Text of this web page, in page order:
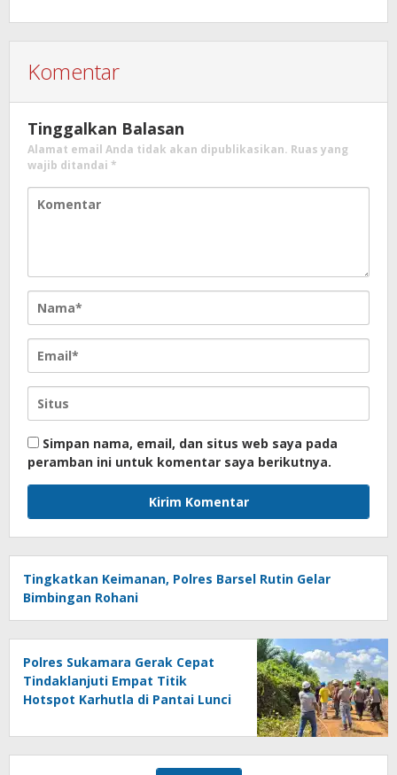
Komentar
Tinggalkan Balasan
Alamat email Anda tidak akan dipublikasikan. Ruas yang
wajib ditandai *
Simpan nama, email, dan situs web saya pada
peramban ini untuk komentar saya berikutnya.
Tingkatkan Keimanan, Polres Barsel Rutin Gelar
Bimbingan Rohani
Polres Sukamara Gerak Cepat
Tindaklanjuti Empat Titik
Hotspot Karhutla di Pantai Lunci